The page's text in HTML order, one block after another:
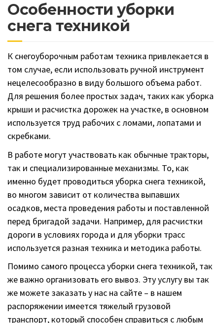
Особенности уборки
снега техникой
К снегоуборочным работам техника привлекается в
том случае, если использовать ручной инструмент
нецелесообразно в виду большого объема работ.
Для решения более простых задач, таких как уборка
крыши и расчистка дорожек на участке, в основном
используется труд рабочих с ломами, лопатами и
скребками.
В работе могут участвовать как обычные тракторы,
так и специализированные механизмы. То, как
именно будет проводиться уборка снега техникой,
во многом зависит от количества выпавших
осадков, места проведения работы и поставленной
перед бригадой задачи. Например, для расчистки
дороги в условиях города и для уборки трасс
используется разная техника и методика работы.
Помимо самого процесса уборки снега техникой, так
же важно организовать его вывоз. Эту услугу вы так
же можете заказать у нас на сайте – в нашем
распоряжении имеется тяжелый грузовой
транспорт, который способен справиться с любым